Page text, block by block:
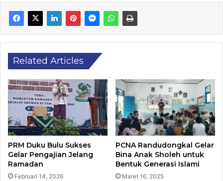
Related Articles
PRM Duku Bulu Sukses
Gelar Pengajian Jelang
Ramadan
Februari 14, 2026
PCNA Randudongkal Gelar
Bina Anak Sholeh untuk
Bentuk Generasi Islami
Maret 16, 2025